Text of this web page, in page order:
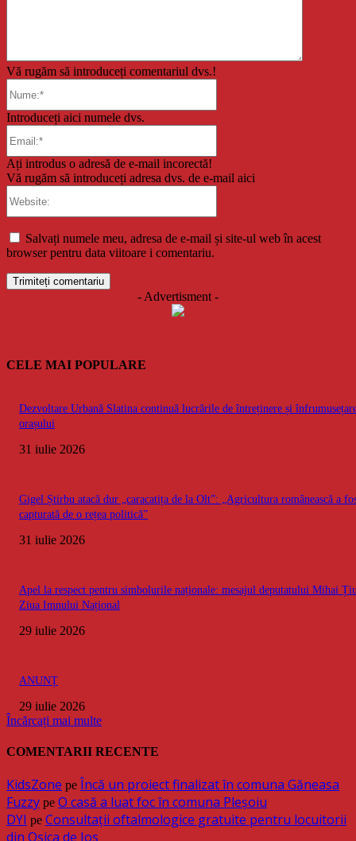
Vă rugăm să introduceți comentariul dvs.!
Introduceți aici numele dvs.
Ați introdus o adresă de e-mail incorectă!
Vă rugăm să introduceți adresa dvs. de e-mail aici
Salvați numele meu, adresa de e-mail și site-ul web în acest
browser pentru data viitoare i comentariu.
- Advertisment -
CELE MAI POPULARE
Dezvoltare Urbană Slatina continuă lucrările de întreținere și
orașului
31 iulie 2026
Gigel Știrbu atacă dur „caracatița de la Olt”: „Agricultura românească a
capturată de o rețea politică”
31 iulie 2026
Apel la respect pentru simbolurile naționale: mesajul deputatului Mihai
Ziua Imnului Național
29 iulie 2026
ANUNȚ
29 iulie 2026
Încărcați mai multe
COMENTARII RECENTE
KidsZone pe Încă un proiect finalizat în comuna Găneasa
Fuzzy pe O casă a luat foc în comuna Pleșoiu
DYI pe Consultații oftalmologice gratuite pentru locuitorii
din Osica de Jos